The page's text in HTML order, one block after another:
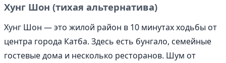
Хунг Шон (тихая альтернатива)
Хунг Шон — это жилой район в 10 минутах ходьбы от
центра города Катба. Здесь есть бунгало, семейные
гостевые дома и несколько ресторанов. Шум от